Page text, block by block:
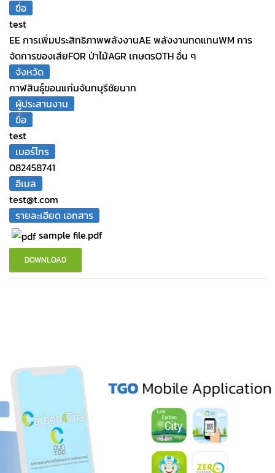
ขื่อ
test
EE การเพิ่มประสิทธิภาพพลังงานAE พลังงานทดแทนWM การ
จัดการของเสียFOR ป่าไม้AGR เกษตรOTH อื่น ๆ
จังหวัด
กาฬสินธุ์ขอนแก่นจันทบุรีชัยนาท
ผู้ประสานงาน
ขื่อ
test
เบอร์โทร
082458741
อีเมล
test@t.com
รายละเอียด เอกสาร
sample file.pdf
DOWNLOAD